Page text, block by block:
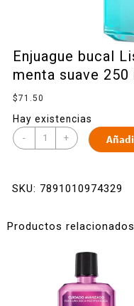
Enjuague bucal
menta suave 250
$71.50
Hay existencias
- +
SKU: 7891010974329
Productos relacionados